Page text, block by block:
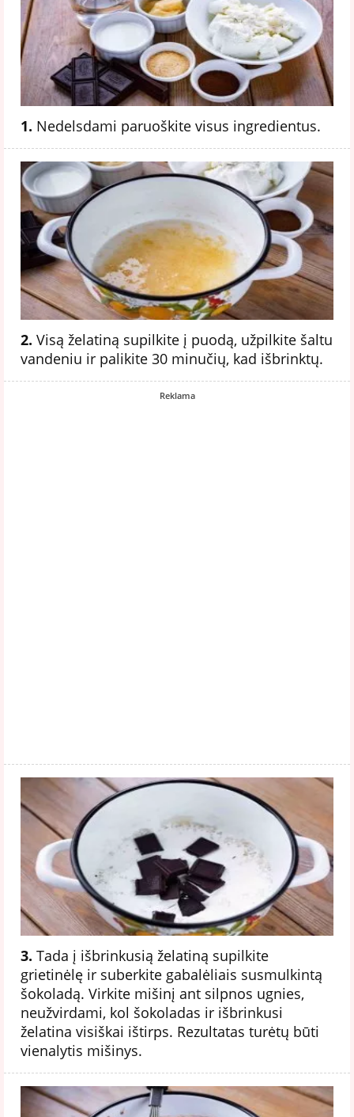
1. Nedelsdami paruoškite visus ingredientus.
2. Visą želatiną supilkite į puodą, užpilkite šaltu
vandeniu ir palikite 30 minučių, kad išbrinktų.
Reklama
3. Tada į išbrinkusią želatiną supilkite
grietinėlę ir suberkite gabalėliais susmulkintą
šokoladą. Virkite mišinį ant silpnos ugnies,
neužvirdami, kol šokoladas ir išbrinkusi
želatina visiškai ištirps. Rezultatas turėtų būti
vienalytis mišinys.